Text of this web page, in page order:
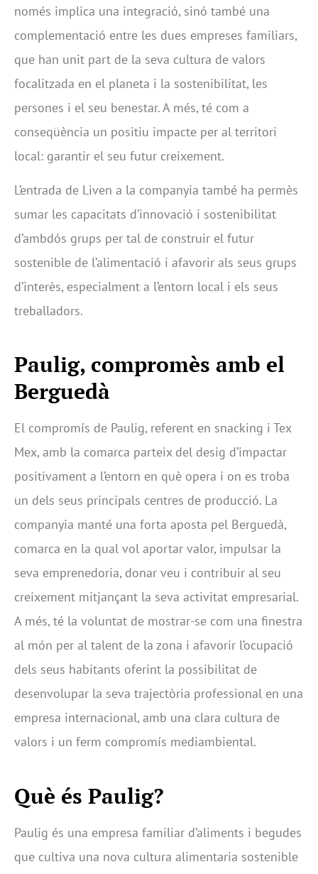
només implica una integració, sinó també una
complementació entre les dues empreses familiars,
que han unit part de la seva cultura de valors
focalitzada en el planeta i la sostenibilitat, les
persones i el seu benestar. A més, té com a
conseqüència un positiu impacte per al territori
local: garantir el seu futur creixement.
L’entrada de Liven a la companyia també ha permès
sumar les capacitats d’innovació i sostenibilitat
d’ambdós grups per tal de construir el futur
sostenible de l’alimentació i afavorir als seus grups
d’interès, especialment a l’entorn local i els seus
treballadors.
Paulig, compromès amb el
Berguedà
El compromís de Paulig, referent en snacking i Tex
Mex, amb la comarca parteix del desig d’impactar
positivament a l’entorn en què opera i on es troba
un dels seus principals centres de producció. La
companyia manté una forta aposta pel Berguedà,
comarca en la qual vol aportar valor, impulsar la
seva emprenedoria, donar veu i contribuir al seu
creixement mitjançant la seva activitat empresarial.
A més, té la voluntat de mostrar-se com una finestra
al món per al talent de la zona i afavorir l’ocupació
dels seus habitants oferint la possibilitat de
desenvolupar la seva trajectòria professional en una
empresa internacional, amb una clara cultura de
valors i un ferm compromís mediambiental.
Què és Paulig?
Paulig és una empresa familiar d’aliments i begudes
que cultiva una nova cultura alimentaria sostenible